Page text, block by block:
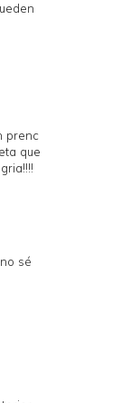
prenc
que
sé